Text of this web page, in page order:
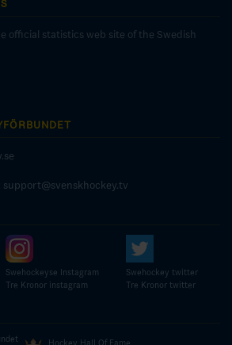
official statistics web site of the Swedish
support@svenskhockey.tv
Swehockeyse Instagram
Tre Kronor instagram
Swehockey twitter
Tre Kronor twitter
Hockey Hall Of Fame